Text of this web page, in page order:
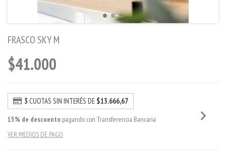
FRASCO SKY M
$41.000
3 CUOTAS SIN INTERÉS DE $13.666,67
15% de descuento pagando con Transferencia Bancaria
VER MEDIOS DE PAGO